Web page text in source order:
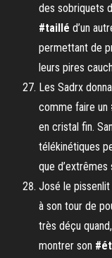
des sobriquets
#taillé d’un
permettant de
leurs pires
Les Sadrx
comme faire un
en cristal fin.
télékinétiques
que d’extrêmes
José le pissenlit
à son tour de
très déçu
montrer son